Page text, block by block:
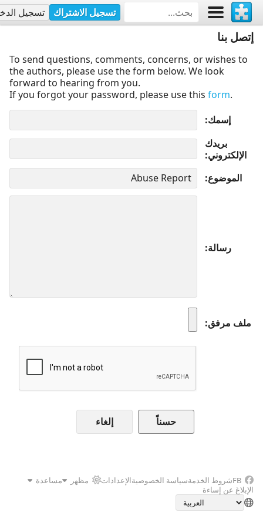
تسجيل الاشتراك تسجيل
إتصل بنا
To send questions, comments, concerns, or wishes to
the authors, please use the form below. We look
forward to hearing from you.
If you forgot your password, please use this form.
إسمك
بريدك
الإلكتروني
الموضوع
رسالة
ملف مرفق
إلغاء
FBشروط الخدمةسياسة الخصوصيةالإعدادات مظهر
مساعدة
الإبلاغ عن إساءة